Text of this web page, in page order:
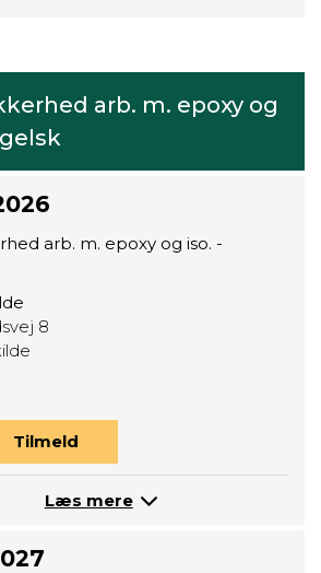
arb. m. epoxy og
arb. m. epoxy og iso. -
8
Tilmeld
Læs mere